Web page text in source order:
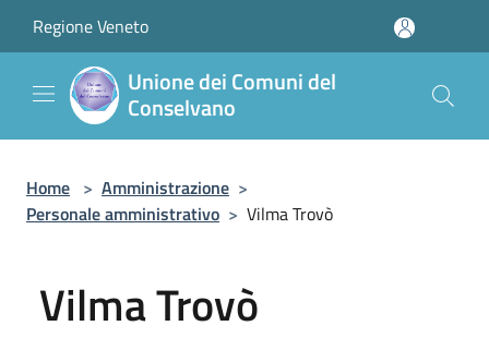
Regione Veneto
Unione dei Comuni del
Conselvano
Home > Amministrazione >
Personale amministrativo > Vilma Trovò
Vilma Trovò